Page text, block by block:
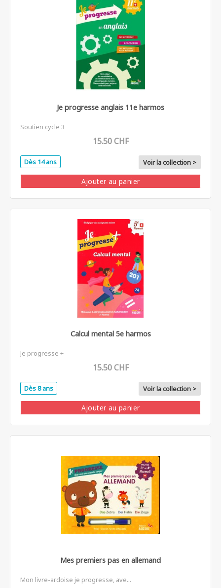
Je progresse anglais 11e harmos
Soutien cycle 3
15.50 CHF
Dès 14 ans Voir la collection >
Ajouter au panier
Calcul mental 5e harmos
Je progresse +
15.50 CHF
Dès 8 ans Voir la collection >
Ajouter au panier
Mes premiers pas en allemand
Mon livre-ardoise je progresse, ave...